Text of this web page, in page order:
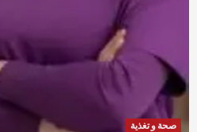
صحة و تغذية